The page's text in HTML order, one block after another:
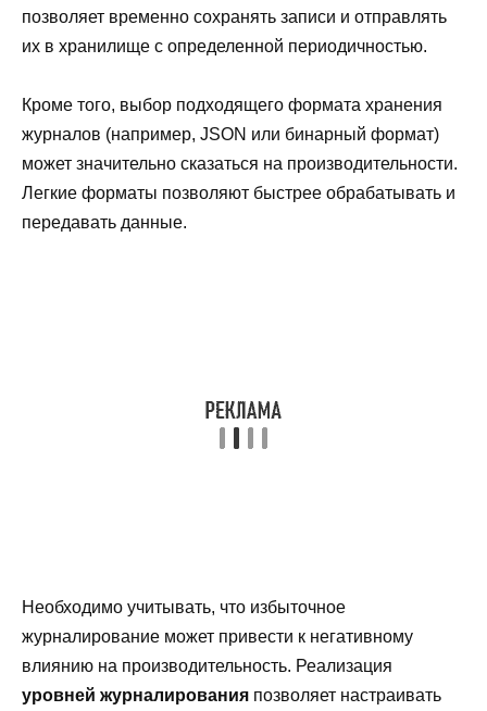
позволяет временно сохранять записи и отправлять
их в хранилище с определенной периодичностью.
Кроме того, выбор подходящего формата хранения
журналов (например, JSON или бинарный формат)
может значительно сказаться на производительности.
Легкие форматы позволяют быстрее обрабатывать и
передавать данные.
Необходимо учитывать, что избыточное
журналирование может привести к негативному
влиянию на производительность. Реализация
уровней журналирования позволяет настраивать